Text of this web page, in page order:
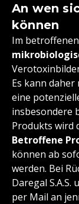
An wen
können
Im
Es kann daher
eine
insbesondere
Produkts wird
Betroffene
können ab
werden. Bei
Daregal
per Mail an